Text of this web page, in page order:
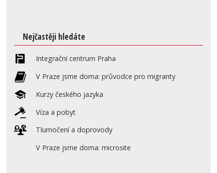
Nejčastěji hledáte
Integrační centrum Praha
V Praze jsme doma: průvodce pro migranty
Kurzy českého jazyka
Víza a pobyt
Tlumočení a doprovody
V Praze jsme doma: microsite